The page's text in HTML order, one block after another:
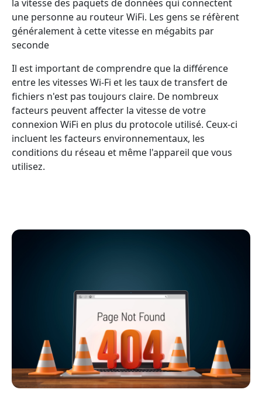
la vitesse des paquets de données qui connectent
une personne au routeur WiFi. Les gens se réfèrent
généralement à cette vitesse en mégabits par
seconde
Il est important de comprendre que la différence
entre les vitesses Wi-Fi et les taux de transfert de
fichiers n'est pas toujours claire. De nombreux
facteurs peuvent affecter la vitesse de votre
connexion WiFi en plus du protocole utilisé. Ceux-ci
incluent les facteurs environnementaux, les
conditions du réseau et même l'appareil que vous
utilisez.